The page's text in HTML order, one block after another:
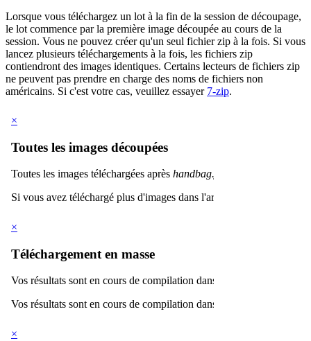
Lorsque vous téléchargez un lot à la fin de la session de découpage,
le lot commence par la première image découpée au cours de la
session. Vous ne pouvez créer qu'un seul fichier zip à la fois. Si vous
lancez plusieurs téléchargements à la fois, les fichiers zip
contiendront des images identiques. Certains lecteurs de fichiers zip
ne peuvent pas prendre en charge des noms de fichiers non
américains. Si c'est votre cas, veuillez essayer 7-zip.